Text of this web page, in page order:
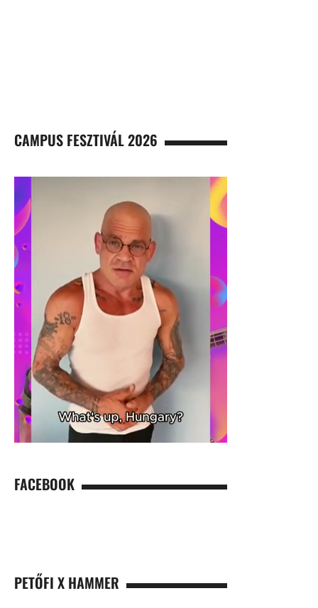
CAMPUS FESZTIVÁL 2026
FACEBOOK
PETŐFI X HAMMER